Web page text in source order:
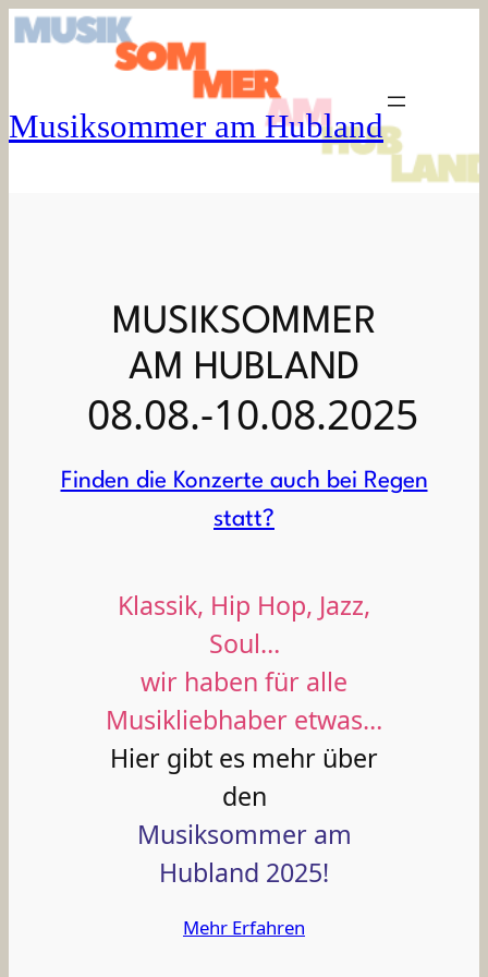
Zum
Musiksommer am Hubland
MUSIKSOMMER
AM HUBLAND
08.08.-10.08.2025
Finden die Konzerte auch bei Regen
statt?
Klassik, Hip Hop, Jazz,
Soul…
wir haben für alle
Musikliebhaber etwas…
Hier gibt es mehr über
den
Musiksommer am
Hubland 2025!
Mehr Erfahren